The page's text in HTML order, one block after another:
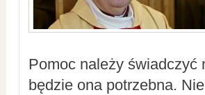
Pomoc należy świadczyć
będzie ona potrzebna.